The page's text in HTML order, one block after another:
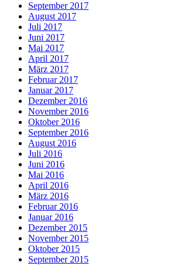
September 2017
August 2017
Juli 2017
Juni 2017
Mai 2017
April 2017
März 2017
Februar 2017
Januar 2017
Dezember 2016
November 2016
Oktober 2016
September 2016
August 2016
Juli 2016
Juni 2016
Mai 2016
April 2016
März 2016
Februar 2016
Januar 2016
Dezember 2015
November 2015
Oktober 2015
September 2015